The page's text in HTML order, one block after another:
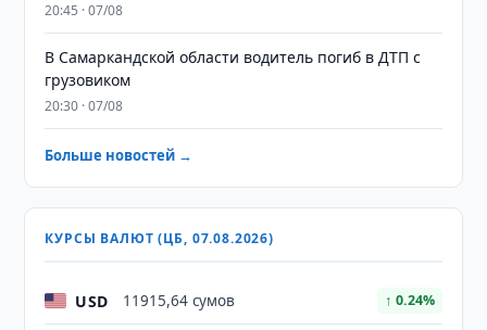
20:45 · 07/08
В Самаркандской области водитель погиб в ДТП с
грузовиком
20:30 · 07/08
Больше новостей →
КУРСЫ ВАЛЮТ (ЦБ, 07.08.2026)
USD 11915,64 сумов ↑ 0.24%